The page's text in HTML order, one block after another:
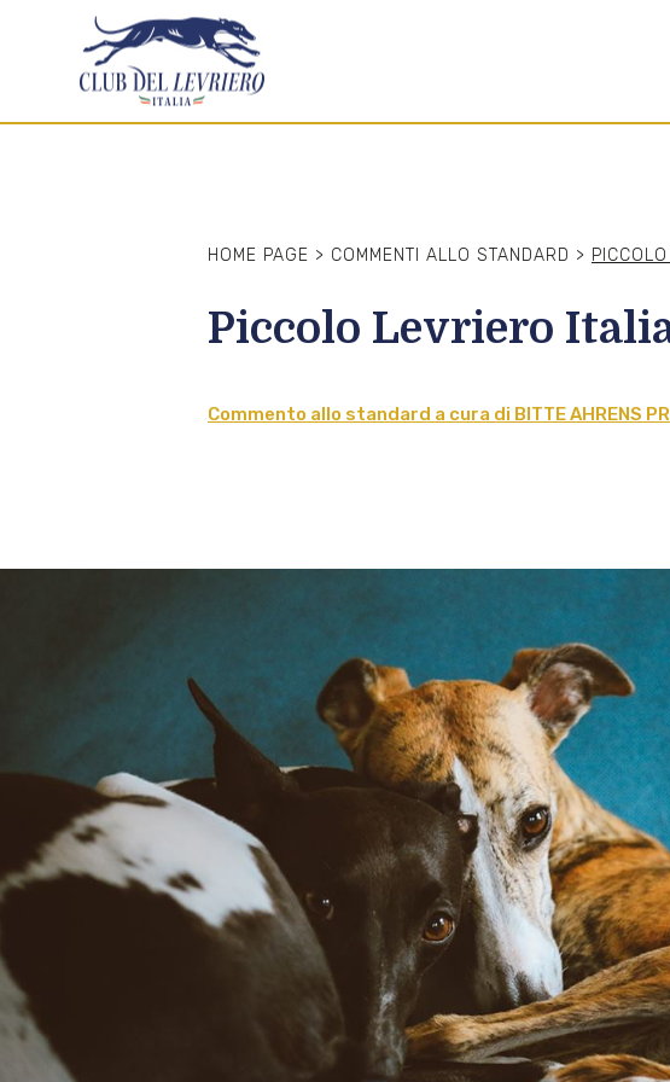
HOME PAGE > COMMENTI ALLO STANDARD >
Piccolo Levriero
Commento allo standard a cura di BITTE AHRENS